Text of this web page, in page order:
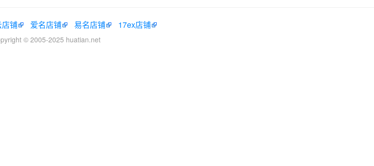
铺 爱名店铺 易名店铺 17ex店铺
© 2005-2025 huatian.net